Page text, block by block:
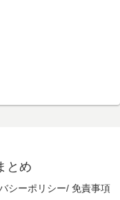
とめ
シーポリシー/ 免責事項